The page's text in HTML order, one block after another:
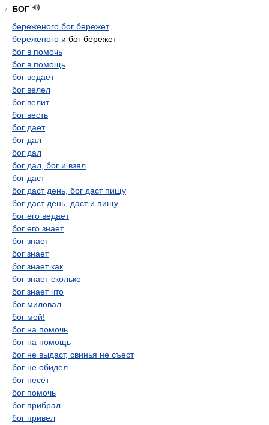
7
БОГ
береженого бог бережет
береженого и бог бережет
бог в помочь
бог в помощь
бог ведает
бог велел
бог велит
бог весть
бог дает
бог дал
бог дал
бог дал, бог и взял
бог даст
бог даст день, бог даст пищу
бог даст день, даст и пищу
бог его ведает
бог его знает
бог знает
бог знает
бог знает как
бог знает сколько
бог знает что
бог миловал
бог мой!
бог на помочь
бог на помощь
бог не выдаст, свинья не съест
бог не обидел
бог несет
бог помочь
бог прибрал
бог привел